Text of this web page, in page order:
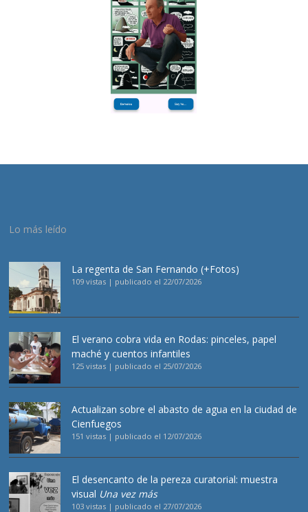
Lo más leído
La regenta de San Fernando (+Fotos)
109 vistas | publicado el 22/07/2026
El verano cobra vida en Rodas: pinceles, papel
maché y cuentos infantiles
125 vistas | publicado el 25/07/2026
Actualizan sobre el abasto de agua en la ciudad de
Cienfuegos
151 vistas | publicado el 12/07/2026
El desencanto de la pereza curatorial: muestra
visual Una vez más
103 vistas | publicado el 27/07/2026